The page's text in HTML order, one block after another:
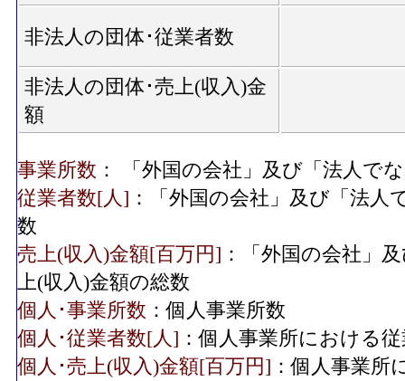
非法人の団体･従業者数
非法人の団体･売上(収入)金
額
事業所数 ： 「外国の会社」及び「法人で
従業者数[人] ：「外国の会社」及び「法
数
売上(収入)金額[百万円] ：「外国の会社」
上(収入)金額の総数
個人･事業所数 ：個人事業所数
個人･従業者数[人] ：個人事業所における
個人･売上(収入)金額[百万円] ：個人事業所